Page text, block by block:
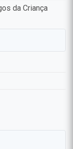
da Criança